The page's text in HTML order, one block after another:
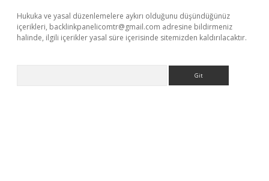
Hukuka ve yasal düzenlemelere aykırı olduğunu düşündüğünüz
içerikleri, backlinkpanelicomtr@gmail.com adresine bildirmeniz
halinde, ilgili içerikler yasal süre içerisinde sitemizden kaldırılacaktır.